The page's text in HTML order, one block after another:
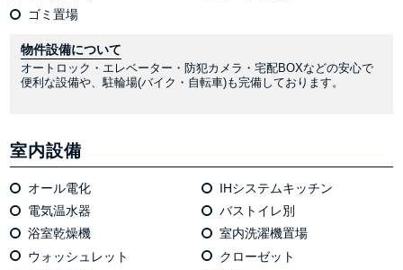
ゴミ置場
物件設備について
オートロック・エレベーター・防犯カメラ・宅配BOXなどの安心で
便利な設備や、駐輪場(バイク・自転車)も完備しております。
室内設備
オール電化
IHシステムキッチン
電気温⽔器
バストイレ別
浴室乾燥機
室内洗濯機置場
ウォッシュレット
クローゼット